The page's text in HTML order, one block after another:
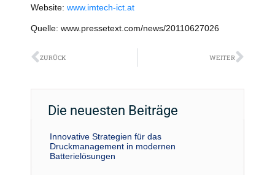
Website: www.imtech-ict.at
Quelle: www.pressetext.com/news/20110627026
Zurück
ZURÜCK WEITER
Die neuesten Beiträge
Innovative Strategien für das
Druckmanagement in modernen
Batterielösungen